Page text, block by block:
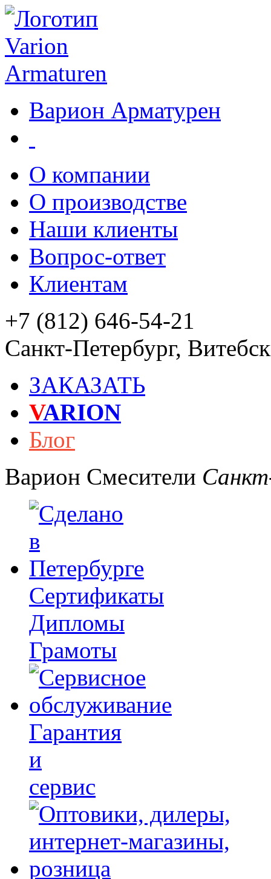
Варион Арматурен
О компании
О производстве
Наши клиенты
Вопрос-ответ
Клиентам
+7 (812) 646-54-21
Санкт-Петербург,
ЗАКАЗАТЬ
VARION
Блог
Варион Смесители
Сертификаты
Дипломы
Грамоты
Гарантия
и
сервис